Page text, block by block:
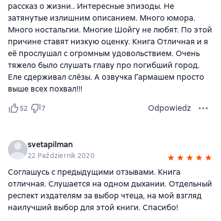
рассказ о жизни.. Интересные эпизоды. Не
затянутые излишним описанием. Много юмора.
Много ностальгии. Многие Шойгу не любят. По этой
причине ставят низкую оценку. Книга Отличная и я
её прослушал с огромным удовольствием. Очень
тяжело было слушать главу про погибший город.
Еле сдерживал слёзы. А озвучка Гармашем просто
выше всех похвал!!!
52 7 Odpowiedz
svetapilman
22 Październik 2020
Соглашусь с предыдущими отзывами. Книга
отличная. Слушается на одном дыхании. Отдельный
респект издателям за выбор чтеца, на мой взгляд
наилучший выбор для этой книги. Спасибо!